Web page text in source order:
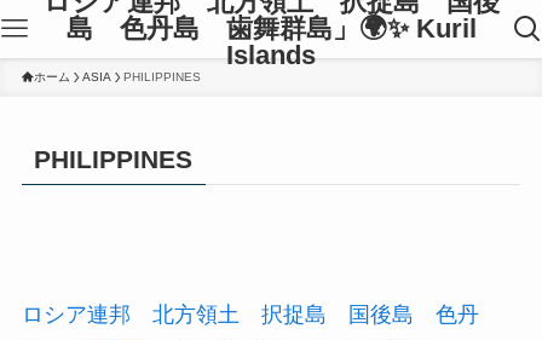
島 色丹島 歯舞群島」🌍✨ Kuril
Islands
ホーム ASIA PHILIPPINES
PHILIPPINES
ロシア連邦 北方領土 択捉島 国後島 色丹